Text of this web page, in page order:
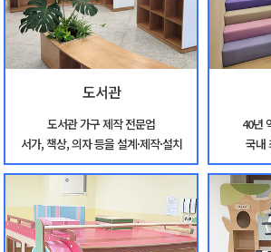
도서관
도서관 가구 제작 전문업
서가, 책상, 의자 등을 설계·제작·설치
40년
국내